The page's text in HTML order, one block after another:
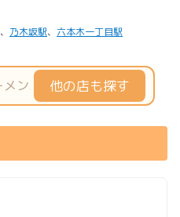
、 乃木坂駅、 六本木一丁目駅
他の店も探す